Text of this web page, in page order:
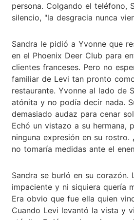
persona. Colgando el teléfono,
silencio, "la desgracia nunca
Sandra le pidió a Yvonne que
en el Phoenix Deer Club para
clientes franceses. Pero no
familiar de Levi tan pronto
restaurante. Yvonne al lado de
atónita y no podía decir nada.
demasiado audaz para cenar
Echó un vistazo a su hermana,
ninguna expresión en su rostro.
no tomaría medidas ante el
Sandra se burló en su corazón.
impaciente y ni siquiera quería
Era obvio que fue ella quien
Cuando Levi levantó la vista y